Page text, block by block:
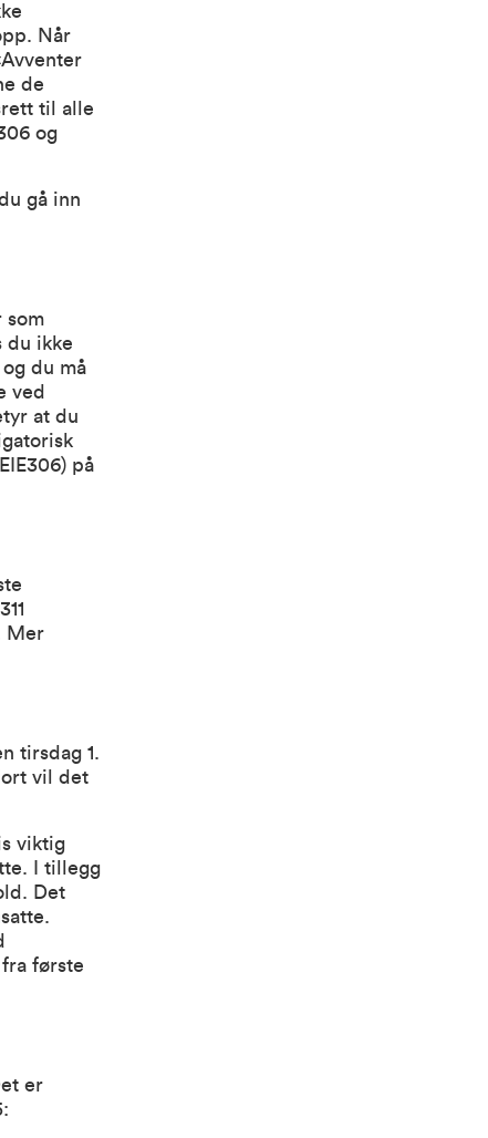
Når
de
til alle
og
gå inn
som
du ikke
du må
ved
at du
på
Mer
tirsdag 1.
vil det
viktig
I tillegg
Det
første
er